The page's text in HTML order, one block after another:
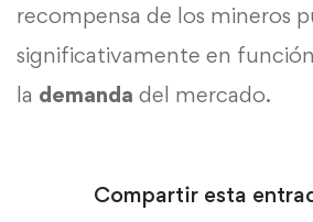
recompensa de los mineros
significativamente en
la demanda del mercado.
Compartir esta